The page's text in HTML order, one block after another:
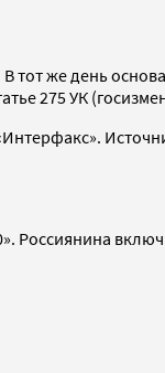
тот же день
275 УК
Россиянина